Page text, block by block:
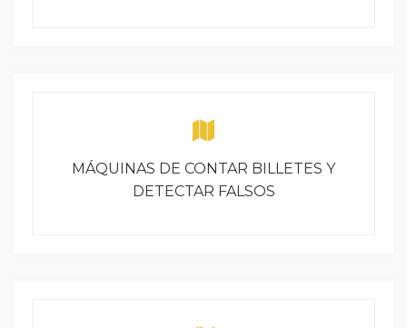
MÁQUINAS DE CONTAR BILLETES Y
DETECTAR FALSOS